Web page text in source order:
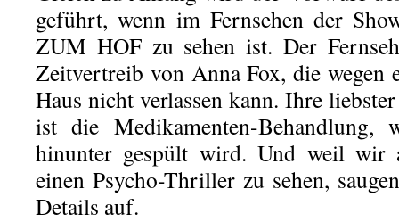
geführt, wenn im Fernsehen der
ZUM HOF zu sehen ist. Der
Zeitvertreib von Anna Fox, die wegen
Haus nicht verlassen kann. Ihre
ist die Medikamenten-
hinunter gespült wird. Und weil wir
einen Psycho-Thriller zu sehen,
Details auf.